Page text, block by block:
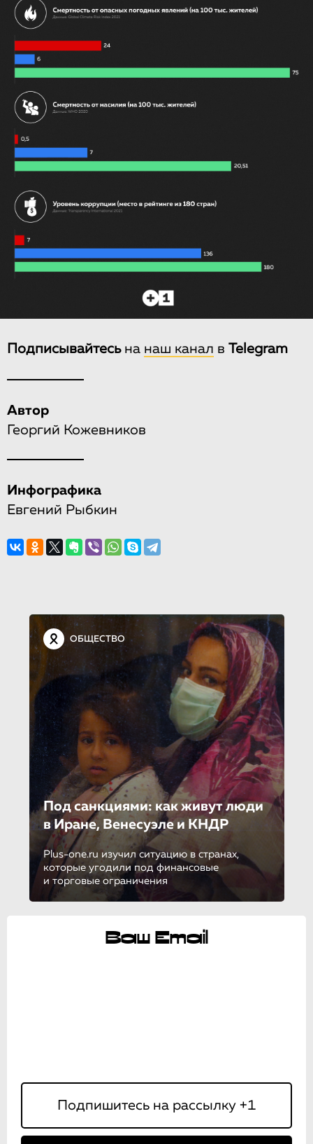
Подписывайтесьна наш канал в Telegram
Автор
Георгий Кожевников
Инфографика
Евгений Рыбкин
ОБЩЕСТВО
Под санкциями: как живут люди
в Иране, Венесуэле и КНДР
Plus-one.ru изучил ситуацию в странах,
которые угодили под финансовые
и торговые ограничения
Ваш Email